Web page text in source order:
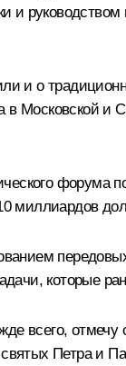
и
и о
в Московской
форума
миллиардов
которые
всего,
Петра и